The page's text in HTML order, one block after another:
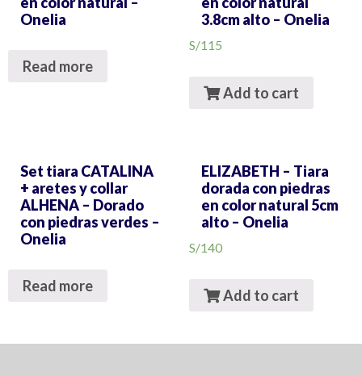
Onelia
Read more
3.8cm alto – Onelia
S/115
Add to cart
Set tiara CATALINA
+ aretes y collar
ALHENA – Dorado
con piedras verdes –
Onelia
Read more
ELIZABETH – Tiara
dorada con piedras
en color natural 5cm
alto – Onelia
S/140
Add to cart